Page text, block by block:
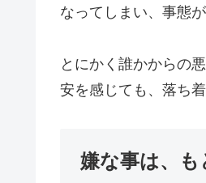
なってしまい、事態
とにかく誰かからの
安を感じても、落ち
嫌な事は、も